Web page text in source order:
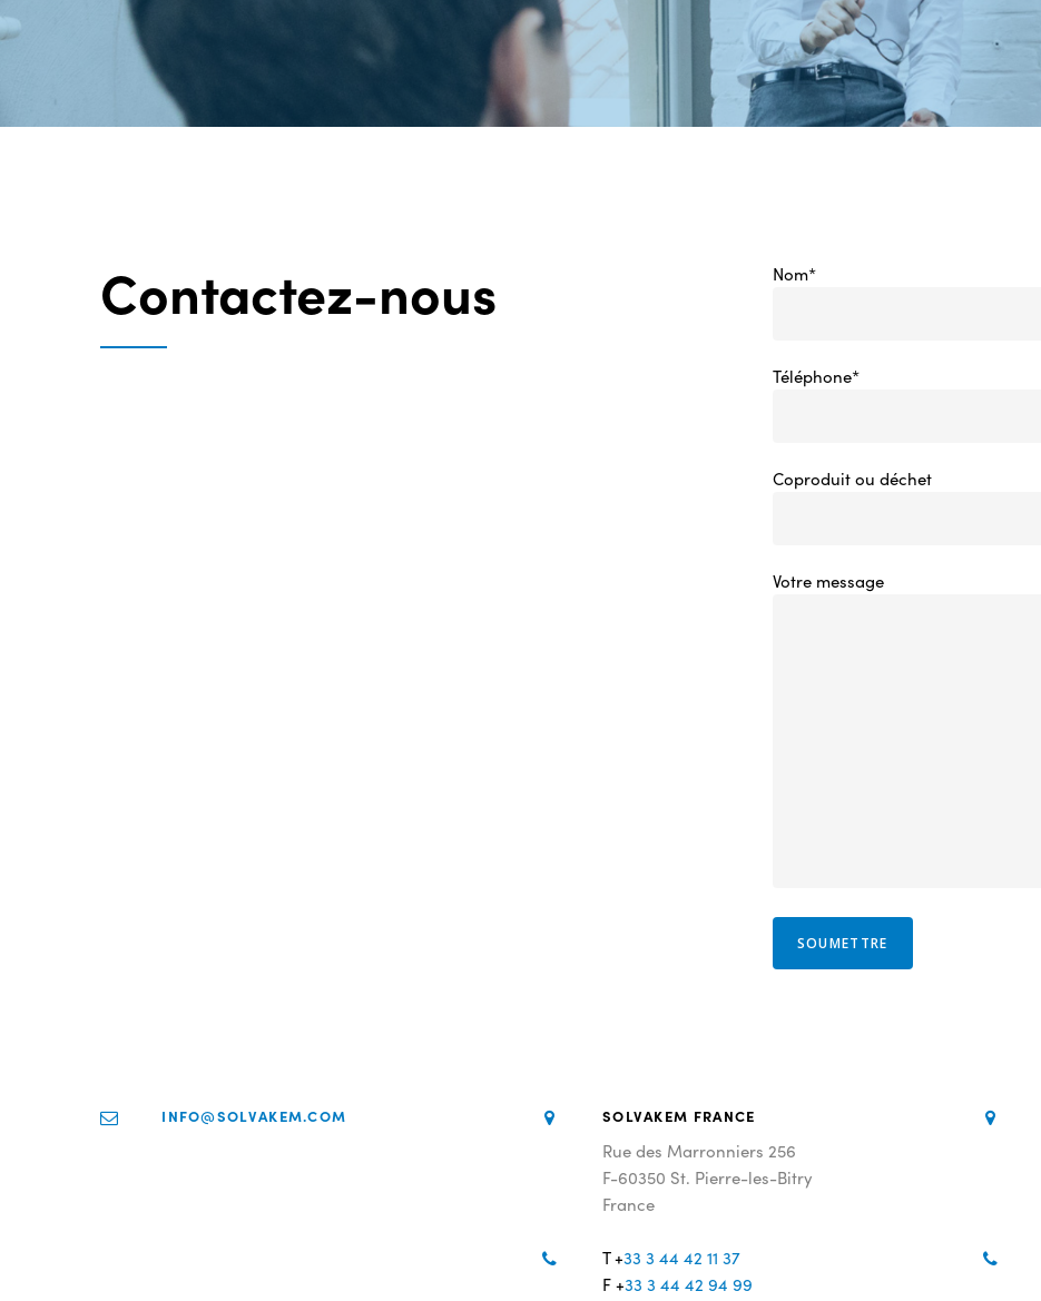
Contactez-nous Nom*
Téléphone*
Coproduit ou déchet
Votre message
INFO@SOLVAKEM.COM SOLVAKEM FRANCE
Rue des Marronniers 256
F-60350 St. Pierre-les-Bitry
France
T +33 3 44 42 11 37
F +33 3 44 42 94 99